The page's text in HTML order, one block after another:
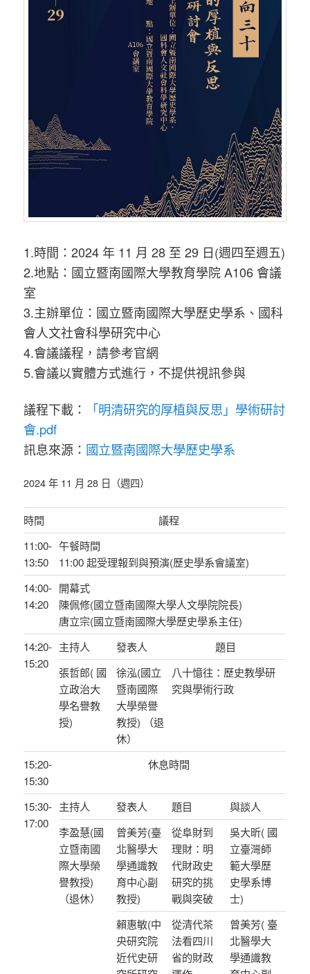
1.時間：2024 年 11 月 28 至 29 日(週四至週五)
2.地點：國立暨南國際大學教育學院 A106 會議
室
3.主辦單位：國立暨南國際大學歷史學系、國科
會人文社會科學研究中心
4.會議議程，請參考官網
5.會議以實體方式進行，不提供視訊參與
議程下載：
「明清研究的厚植與反思」學術研討
會.pdf
訊息來源： 國立暨南國際大學歷史學系
2024 年 11 月 28 日（週四）
時間
議程
11:00-
13:50
午餐時間
11:00 起受理報到與預演(歷史學系會議室)
14:00-
14:20
開幕式
陳佩修(國立暨南國際大學人文學院院長)
唐立宗(國立暨南國際大學歷史學系主任)
14:20-
15:20
主持人 發表人
題目
張哲郎( 國
立政治大
學名譽教
授)
徐泓(國立
暨南國際
大學榮譽
教授) （退
休）
八十憶往：歷史教學研
究與學術行政
15:20-
15:30
休息時間
15:30-
17:00
主持人 發表人 題目
與談人
李盈慧(國
立暨南國
際大學榮
譽教授)
（退休）
曾美芳(臺
北醫學大
學通識教
育中心副
教授)
從阜財到
理財：明
代財政史
研究的挑
戰與突破
吳大昕( 國
立臺灣師
範大學歷
史學系博
士)
賴惠敏(中
央研究院
近代史研
從清代茶
法看四川
省的財政
曾美芳( 臺
北醫學大
學通識教